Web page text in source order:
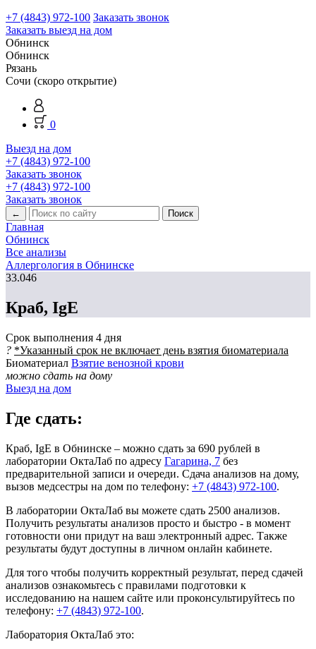
+7 (4843) 972-100 Заказать звонок
Заказать выезд на дом
Обнинск
Обнинск
Рязань
Сочи (скоро открытие)
0
Выезд на дом
+7 (4843) 972-100
Заказать звонок
+7 (4843) 972-100
Заказать звонок
←
Главная
Обнинск
Все анализы
Аллергология в Обнинске
33.046
Краб, IgE
Срок выполнения 4 дня
? *Указанный срок не включает день взятия биоматериала
Биоматериал Взятие венозной крови
можно сдать на дому
Выезд на дом
Где сдать:
Краб, IgE в Обнинске – можно сдать за 690 рублей в
лаборатории ОктаЛаб по адресу Гагарина, 7 без
предварительной записи и очереди. Сдача анализов на дому,
вызов медсестры на дом по телефону: +7 (4843) 972-100.
В лаборатории ОктаЛаб вы можете сдать 2500 анализов.
Получить результаты анализов просто и быстро - в момент
готовности они придут на ваш электронный адрес. Также
результаты будут доступны в личном онлайн кабинете.
Для того чтобы получить корректный результат, перед сдачей
анализов ознакомьтесь с правилами подготовки к
исследованию на нашем сайте или проконсультируйтесь по
телефону: +7 (4843) 972-100.
Лаборатория ОктаЛаб это: